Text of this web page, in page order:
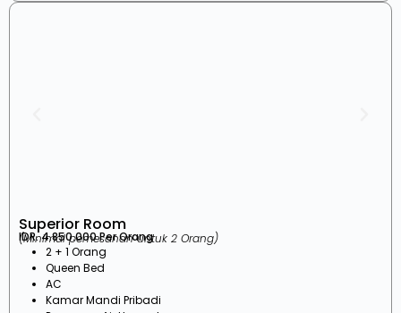
Superior Room
IDR. 4.850.000 Per Orang
(Minimal pemesanan untuk 2 Orang)
2 + 1 Orang
Queen Bed
AC
Kamar Mandi Pribadi